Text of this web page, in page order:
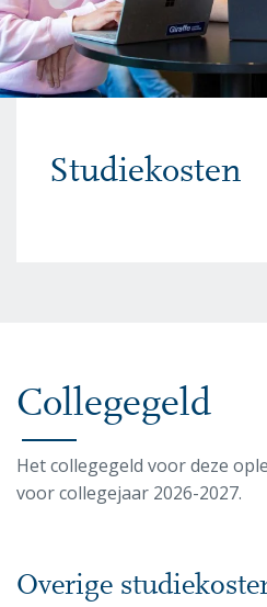
Studiekosten
Collegegeld
Het collegegeld voor deze
voor collegejaar 2026-2027.
Overige